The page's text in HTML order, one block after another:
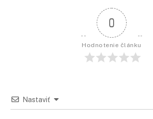
0
Hodnotenie článku
Nastaviť